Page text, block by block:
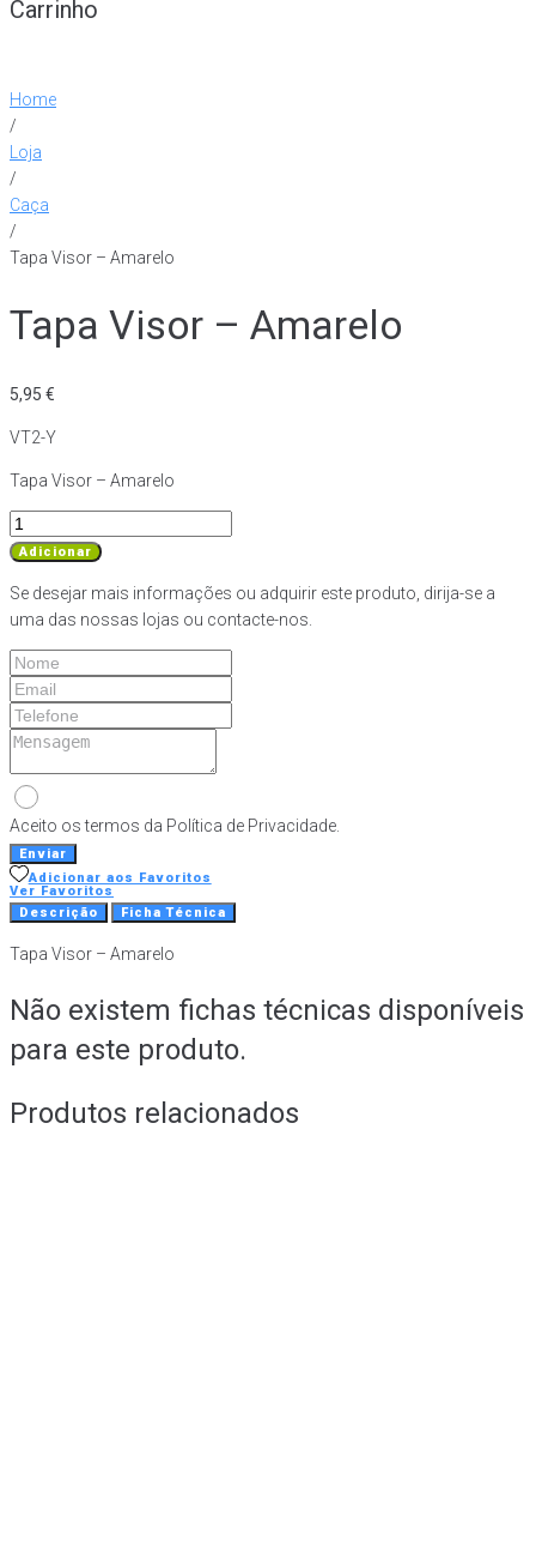
Carrinho
Home
/
Loja
/
Caça
/
Tapa Visor – Amarelo
Tapa Visor – Amarelo
5,95 €
VT2-Y
Tapa Visor – Amarelo
Quantidade
de
Visor
-
Amarelo
Adicionar
Se desejar mais informações ou adquirir este produto, dirija-se a
uma das nossas lojas ou contacte-nos.
Aceito os termos da Política de Privacidade.
Enviar
Adicionar aos Favoritos
Ver Favoritos
Descrição
Ficha Técnica
Tapa Visor – Amarelo
Não existem fichas técnicas disponíveis
para este produto.
Produtos relacionados